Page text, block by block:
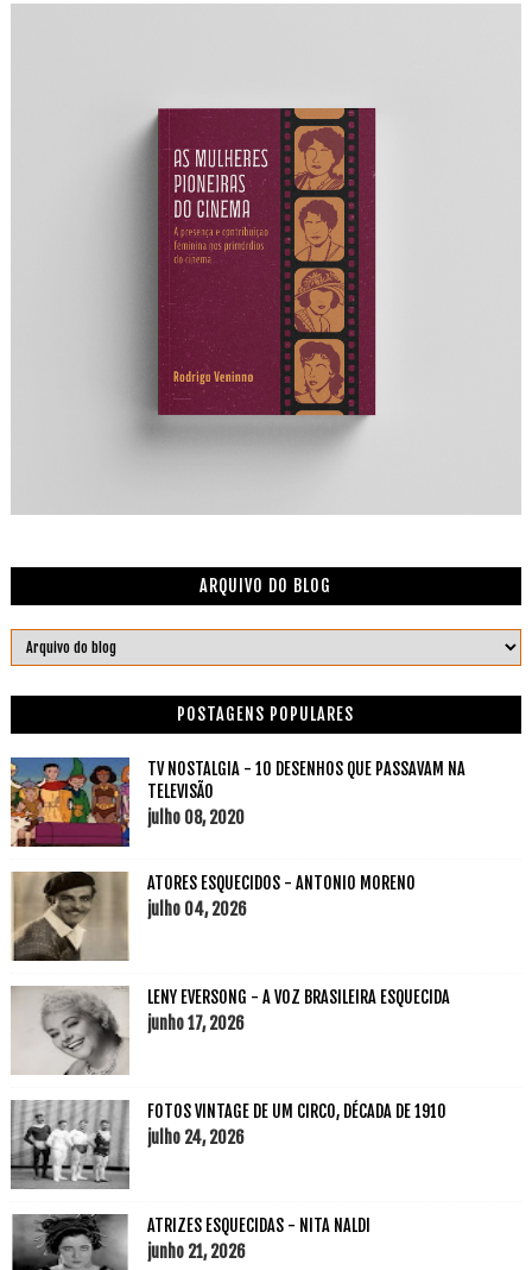
ARQUIVO DO BLOG
POSTAGENS POPULARES
TV NOSTALGIA - 10 DESENHOS QUE PASSAVAM NA
TELEVISÃO
julho 08, 2020
ATORES ESQUECIDOS - ANTONIO MORENO
julho 04, 2026
LENY EVERSONG - A VOZ BRASILEIRA ESQUECIDA
junho 17, 2026
FOTOS VINTAGE DE UM CIRCO, DÉCADA DE 1910
julho 24, 2026
ATRIZES ESQUECIDAS - NITA NALDI
junho 21, 2026